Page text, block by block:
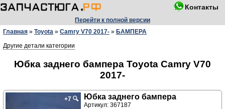
Контакты
Перейти к полной версии
Главная » Toyota » Camry V70 2017- » БАМПЕРА
Другие детали категории
Юбка заднего бампера Toyota Camry V70
2017-
+7 🔍 Юбка заднего бампера
Артикул: 367187